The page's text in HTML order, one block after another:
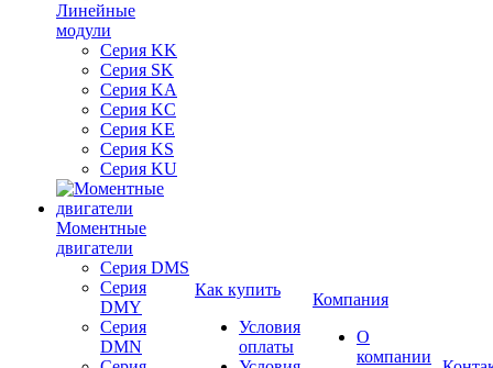
Линейные
модули
Серия KK
Серия SK
Серия KA
Серия KC
Серия KE
Серия KS
Серия KU
Моментные
двигатели
Серия DMS
Серия
DMY
Серия
DMN
Как купить
Условия
оплаты
Компания
О
компании